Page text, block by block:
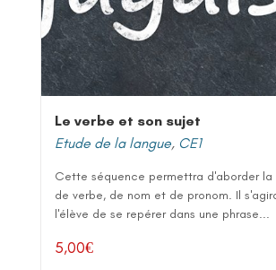
Le verbe et son sujet
Etude de la langue, CE1
Cette séquence permettra d'aborder la
de verbe, de nom et de pronom. Il
l'élève de se repérer dans une phrase...
5,00€